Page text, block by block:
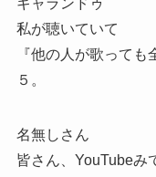
ギャランドゥ
私が聴いていて
『他の人が歌って
５。
名無しさん
皆さん、YouTubeみ